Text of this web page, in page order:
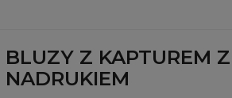
BLUZY Z KAPTUREM Z
NADRUKIEM